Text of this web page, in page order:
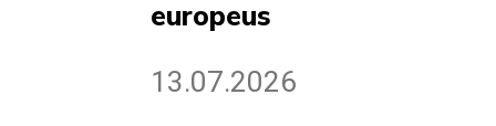
europeus
13.07.2026